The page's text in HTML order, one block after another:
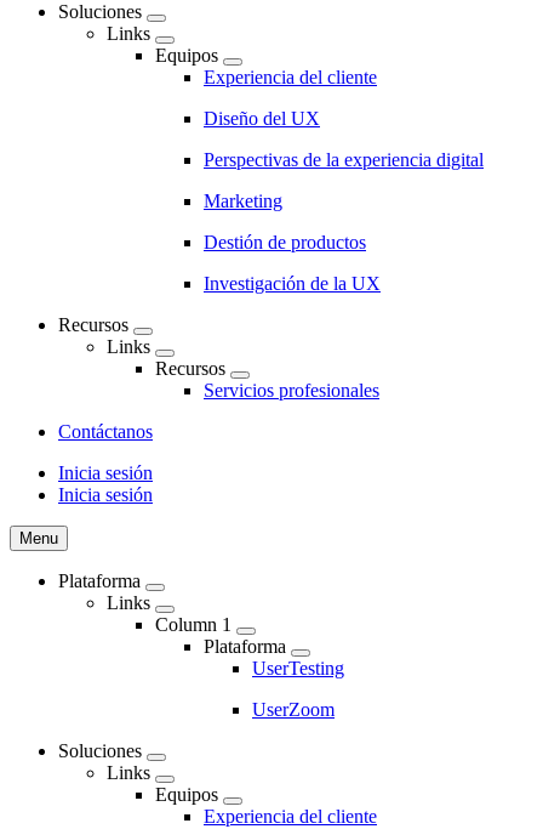
Soluciones
Links
Equipos
Experiencia del cliente
Diseño del UX
Perspectivas de la experiencia digital
Marketing
Destión de productos
Investigación de la UX
Recursos
Links
Recursos
Servicios profesionales
Contáctanos
CTA
Inicia sesión
Inicia sesión
Menu
Plataforma
Links
Column 1
Plataforma
UserTesting
UserZoom
Soluciones
Links
Equipos
Experiencia del cliente